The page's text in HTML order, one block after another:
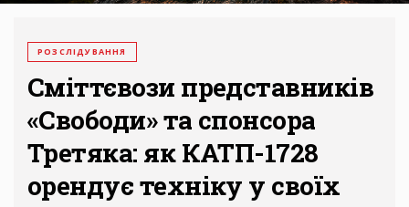
РОЗСЛІДУВАННЯ
Сміттєвози представників
«Свободи» та спонсора
Третяка: як КАТП-1728
орендує техніку у своїх